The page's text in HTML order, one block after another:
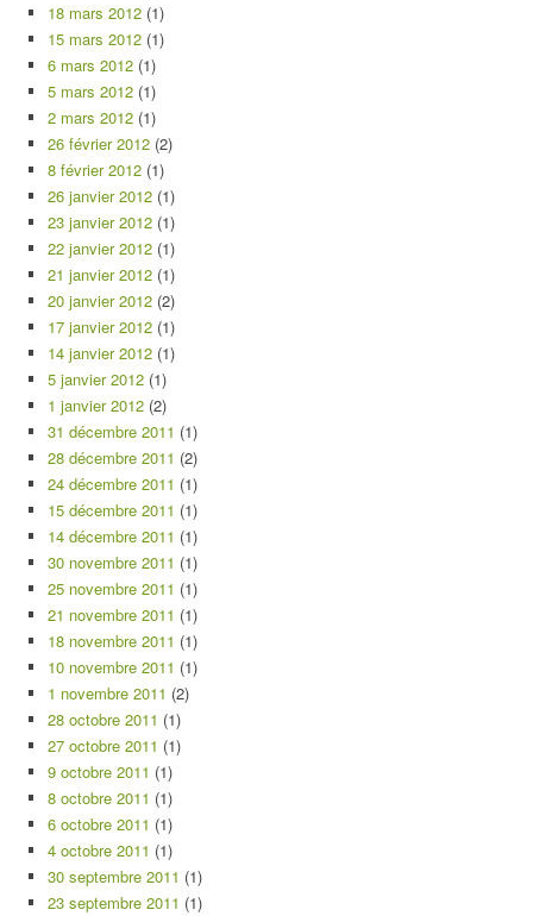
18 mars 2012 (1)
15 mars 2012 (1)
6 mars 2012 (1)
5 mars 2012 (1)
2 mars 2012 (1)
26 février 2012 (2)
8 février 2012 (1)
26 janvier 2012 (1)
23 janvier 2012 (1)
22 janvier 2012 (1)
21 janvier 2012 (1)
20 janvier 2012 (2)
17 janvier 2012 (1)
14 janvier 2012 (1)
5 janvier 2012 (1)
1 janvier 2012 (2)
31 décembre 2011 (1)
28 décembre 2011 (2)
24 décembre 2011 (1)
15 décembre 2011 (1)
14 décembre 2011 (1)
30 novembre 2011 (1)
25 novembre 2011 (1)
21 novembre 2011 (1)
18 novembre 2011 (1)
10 novembre 2011 (1)
1 novembre 2011 (2)
28 octobre 2011 (1)
27 octobre 2011 (1)
9 octobre 2011 (1)
8 octobre 2011 (1)
6 octobre 2011 (1)
4 octobre 2011 (1)
30 septembre 2011 (1)
23 septembre 2011 (1)